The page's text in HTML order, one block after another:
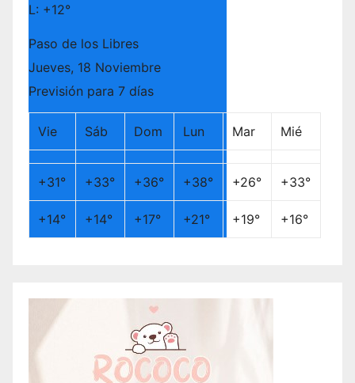
L: +12°
Paso de los Libres
Jueves, 18 Noviembre
Previsión para 7 días
Vie Sáb Dom Lun Mar Mié
+31° +33° +36° +38° +26° +33°
+14° +14° +17° +21° +19° +16°